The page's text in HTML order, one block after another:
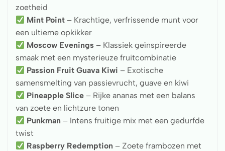
zoetheid
Mint Point – Krachtige, verfrissende munt voor
een ultieme opkikker
Moscow Evenings – Klassiek geïnspireerde
smaak met een mysterieuze fruitcombinatie
Passion Fruit Guava Kiwi – Exotische
samensmelting van passievrucht, guave en kiwi
Pineapple Slice – Rijke ananas met een balans
van zoete en lichtzure tonen
Punkman – Intens fruitige mix met een gedurfde
twist
Raspberry Redemption – Zoete frambozen met